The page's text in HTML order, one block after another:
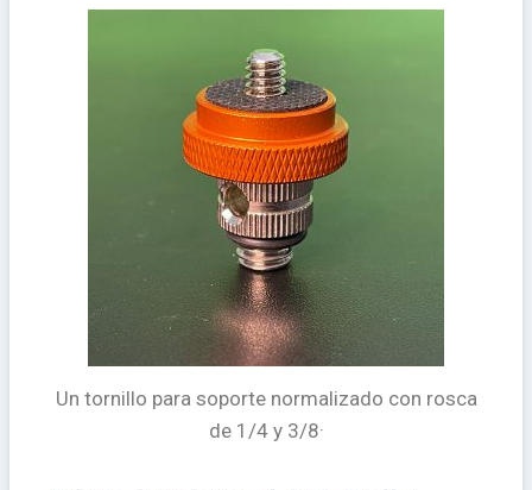
Un tornillo para soporte normalizado con rosca
de 1/4 y 3/8·